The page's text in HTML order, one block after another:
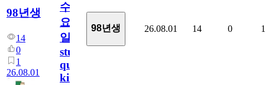
98년생
14
0
1
26.08.01
수
요
일/English
study
quiz
king771
98년생 26.08.01 14 0 1